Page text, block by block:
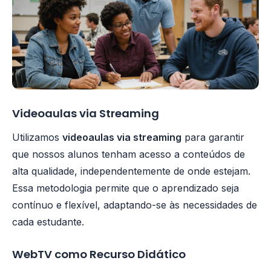
Videoaulas via Streaming
Utilizamos videoaulas via streaming para garantir
que nossos alunos tenham acesso a conteúdos de
alta qualidade, independentemente de onde estejam.
Essa metodologia permite que o aprendizado seja
contínuo e flexível, adaptando-se às necessidades de
cada estudante.
WebTV como Recurso Didático